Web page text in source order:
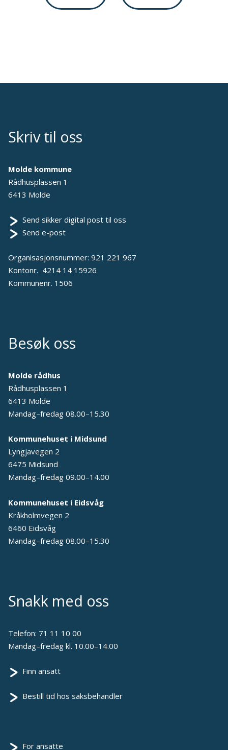
Skriv til oss
Molde kommune
Rådhusplassen 1
6413 Molde
Send sikker digital post til oss
Send e-post
Organisasjonsnummer: 921 221 967
Kontonr. 4214 14 15926
Kommunenr. 1506
Besøk oss
Molde rådhus
Rådhusplassen 1
6413 Molde
Mandag–fredag 08.00–15.30
Kommunehuset i Midsund
Lyngjavegen 2
6475 Midsund
Mandag–fredag 09.00–14.00
Kommunehuset i Eidsvåg
Kråkholmvegen 2
6460 Eidsvåg
Mandag–fredag 08.00–15.30
Snakk med oss
Telefon: 71 11 10 00
Mandag–fredag kl. 10.00–14.00
Finn ansatt
Bestill tid hos saksbehandler
For ansatte